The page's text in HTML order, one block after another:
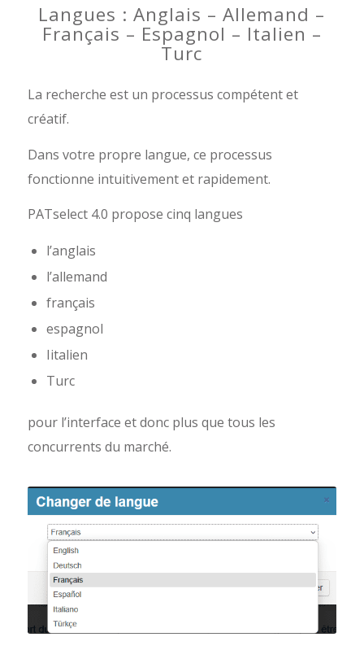
Langues : Anglais – Allemand –
Français – Espagnol – Italien –
Turc
La recherche est un processus compétent et
créatif.
Dans votre propre langue, ce processus
fonctionne intuitivement et rapidement.
PATselect 4.0 propose cinq langues
l’anglais
l’allemand
français
espagnol
Iitalien
Turc
pour l’interface et donc plus que tous les
concurrents du marché.